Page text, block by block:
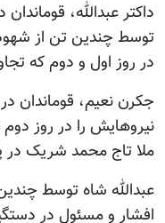
توسط چندین تن از
در روز اول و دوم که
نیروهایش را در روز
ملا تاج محمد شریک در
عبدالله شاه توسط
افشار و مسئول در